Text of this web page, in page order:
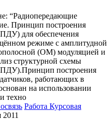
“Радиопередающие
Принцип построения
для обеспечения
режиме с амплитудной
(ОМ) модуляцией и
структурной схемы
построения
работающих в
на использовании
техно
Работа Курсовая
2011